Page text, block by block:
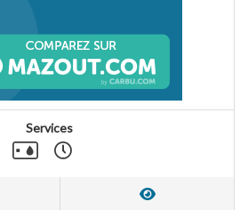
Services